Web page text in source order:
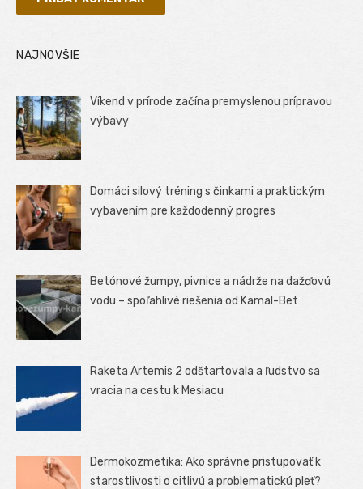
NAJNOVŠIE
Víkend v prírode začína premyslenou prípravou
výbavy
Domáci silový tréning s činkami a praktickým
vybavením pre každodenný progres
Betónové žumpy, pivnice a nádrže na dažďovú
vodu – spoľahlivé riešenia od Kamal-Bet
Raketa Artemis 2 odštartovala a ľudstvo sa
vracia na cestu k Mesiacu
Dermokozmetika: Ako správne pristupovať k
starostlivosti o citlivú a problematickú pleť?